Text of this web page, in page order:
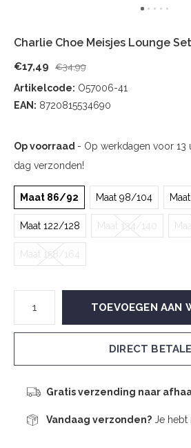
Charlie Choe Meisjes Lounge
€17,49 €34,99
Artikelcode: O57006-41
EAN: 8720815534690
Op voorraad - Op werkdagen voor 13
dag verzonden!
Maat 86/92 Maat 98/104
Maat 122/128 Maat 134/140
Maat 158/164
TOEVOEGEN AAN
DIRECT
Gratis verzending naar
Vandaag verzonden?Je hebt